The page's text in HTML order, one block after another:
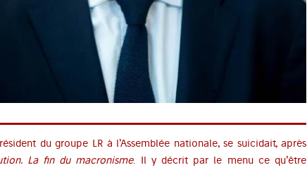
du groupe LR à l’Assemblée nationale, se suicidait, après
La fin du macronisme. Il y décrit par le menu ce qu’être